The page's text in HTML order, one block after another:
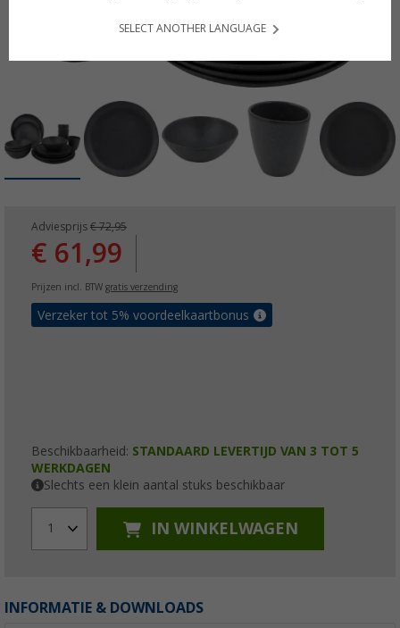
Adviesprijs € 72,95
€ 61,99
Prijzen incl. BTW gratis verzending
Verzeker tot 5% voordeelkaartbonus
Beschikbaarheid: STANDAARD LEVERTIJD VAN 3 TOT 5
WERKDAGEN
Slechts een klein aantal stuks beschikbaar
1 IN WINKELWAGEN
INFORMATIE & DOWNLOADS
SELECT ANOTHER LANGUAGE